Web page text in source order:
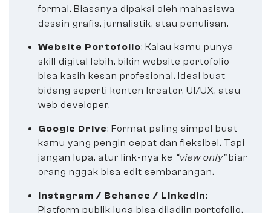
formal. Biasanya dipakai oleh mahasiswa
desain grafis, jurnalistik, atau penulisan.
Website Portofolio: Kalau kamu punya
skill digital lebih, bikin website portofolio
bisa kasih kesan profesional. Ideal buat
bidang seperti konten kreator, UI/UX, atau
web developer.
Google Drive: Format paling simpel buat
kamu yang pengin cepat dan fleksibel. Tapi
jangan lupa, atur link-nya ke “view only”biar
orang nggak bisa edit sembarangan.
Instagram / Behance / LinkedIn:
Platform publik juga bisa dijadiin portofolio.